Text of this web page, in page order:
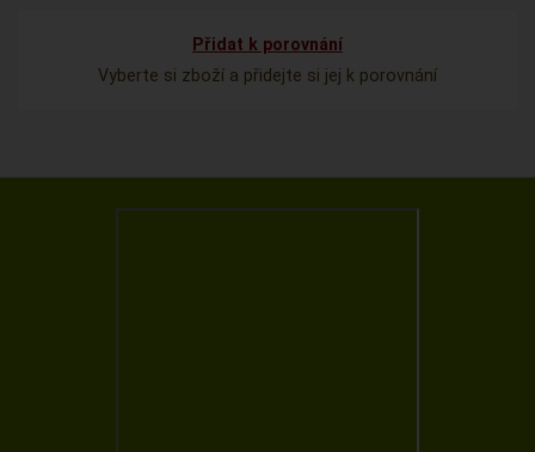
Přidat k porovnání
Vyberte si zboží a přidejte si jej k porovnání